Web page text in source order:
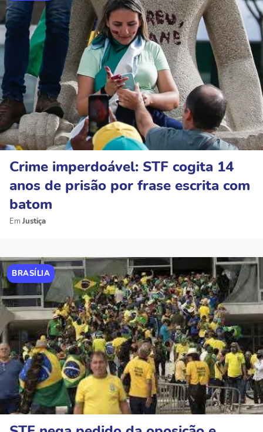
Crime imperdoável: STF cogita 14
anos de prisão por frase escrita com
batom
Justiça
BRASÍLIA